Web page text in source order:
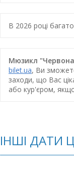
В 2026 році
Мюзикл
bilet.ua, Ви
заходи, що Вас
або кур'єром,
ІНШІ ДАТИ